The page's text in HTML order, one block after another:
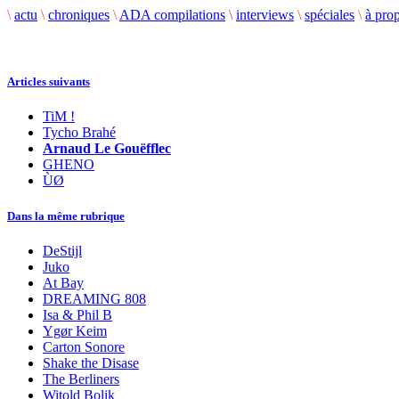
\ actu \ chroniques \ ADA compilations \ interviews \ spéciales \ à
Articles suivants
TiM !
Tycho Brahé
Arnaud Le Gouëfflec
GHENO
ÙØ
Dans la même rubrique
DeStijl
Juko
At Bay
DREAMING 808
Isa & Phil B
Ygør Keim
Carton Sonore
Shake the Disase
The Berliners
Witold Bolik